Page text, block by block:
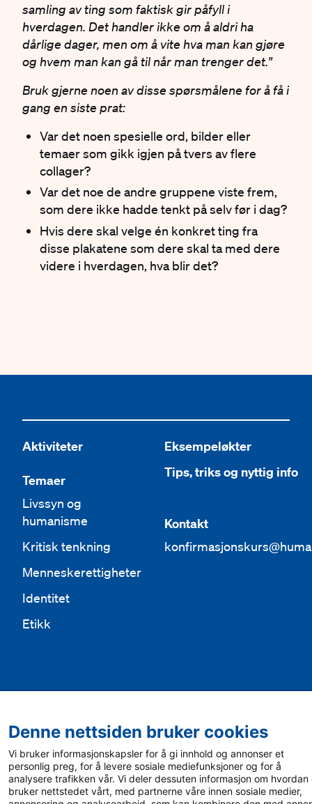
samling av ting som faktisk gir påfyll i
hverdagen. Det handler ikke om å aldri ha
dårlige dager, men om å vite hva man kan gjøre
og hvem man kan gå til når man trenger det."
Bruk gjerne noen av disse spørsmålene for å få i
gang en siste prat:
Var det noen spesielle ord, bilder eller
temaer som gikk igjen på tvers av flere
collager?
Var det noe de andre gruppene viste frem,
som dere ikke hadde tenkt på selv før i dag?
Hvis dere skal velge én konkret ting fra
disse plakatene som dere skal ta med dere
videre i hverdagen, hva blir det?
Aktiviteter
Temaer
Livssyn og
humanisme
Kritisk tenkning
Menneskerettigheter
Identitet
Etikk
Eksempeløkter
Tips, triks og nyttig info
Kontakt
Denne nettsiden bruker cookies
Vi bruker informasjonskapsler for å gi innhold og annonser et
personlig preg, for å levere sosiale mediefunksjoner og for å
analysere trafikken vår. Vi deler dessuten informasjon om hvordan
bruker nettstedet vårt, med partnerne våre innen sosiale medier,